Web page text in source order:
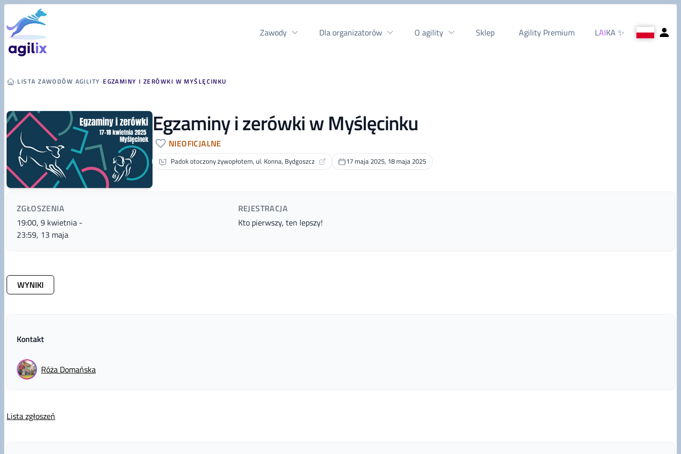
Przejdź do treści
Zawody Dla organizatorów O agility Sklep Agility Premium LAIKA ✨
›LISTA ZAWODÓW AGILITY›EGZAMINY I ZERÓWKI W MYŚLĘCINKU
Egzaminy i zerówki w Myślęcinku
NIEOFICJALNE
Padok otoczony żywopłotem, ul. Konna, Bydgoszcz 17 maja 2025, 18 maja 2025
ZGŁOSZENIA
19:00, 9 kwietnia -
23:59, 13 maja
REJESTRACJA
Kto pierwszy, ten lepszy!
WYNIKI
Kontakt
Róża Domańska
Lista zgłoszeń